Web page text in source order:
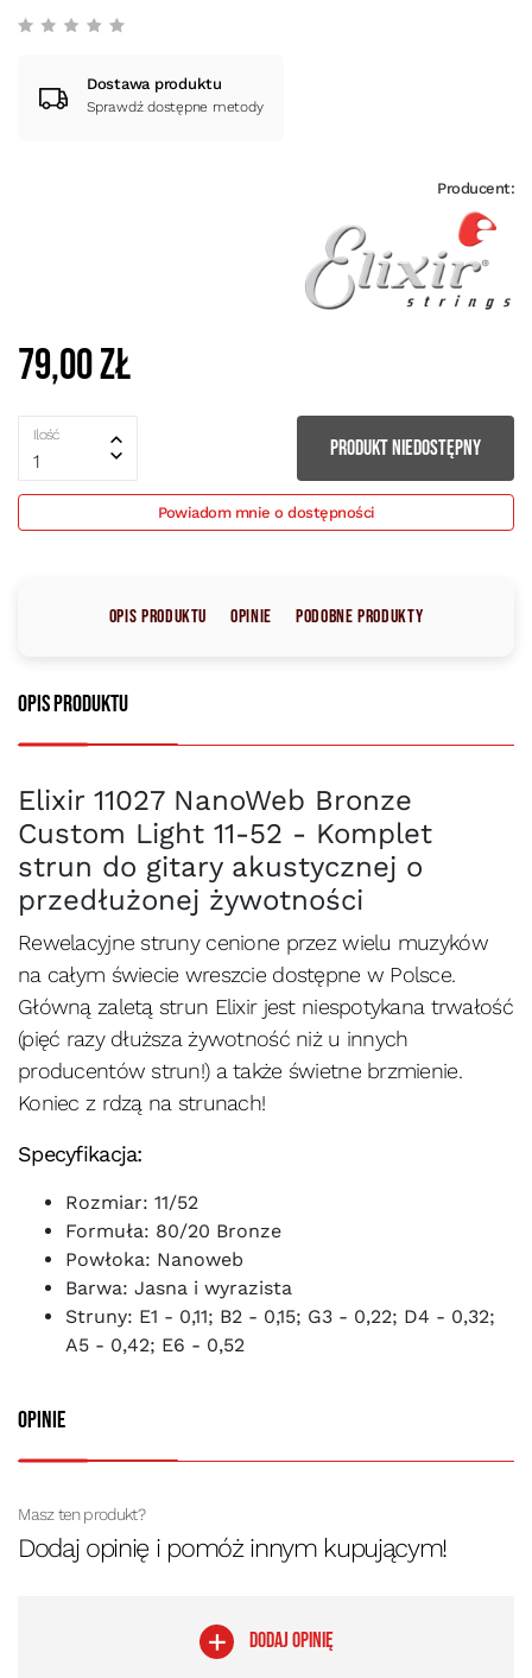
Dostawa produktu
Sprawdź dostępne metody
Producent:
79,00 zł
Ilość
1
PRODUKT NIEDOSTĘPNY
Powiadom mnie o dostępności
Opis produktu Opinie Podobne produkty
Opinie
Masz ten produkt?
Dodaj opinię i pomóż innym kupującym!
DODAJ OPINIĘ
Opis produktu
Elixir 11027 NanoWeb Bronze
Custom Light 11-52 - Komplet
strun do gitary akustycznej o
przedłużonej żywotności
Rewelacyjne struny cenione przez wielu muzyków
na całym świecie wreszcie dostępne w Polsce.
Główną zaletą strun Elixir jest niespotykana trwałość
(pięć razy dłuższa żywotność niż u innych
producentów strun!) a także świetne brzmienie.
Koniec z rdzą na strunach!
Specyfikacja:
Rozmiar: 11/52
Formuła: 80/20 Bronze
Powłoka: Nanoweb
Barwa: Jasna i wyrazista
Struny: E1 - 0,11; B2 - 0,15; G3 - 0,22; D4 - 0,32;
A5 - 0,42; E6 - 0,52